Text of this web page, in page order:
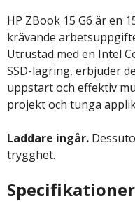
HP ZBook 15 G6 är en
krävande
Utrustad med en Intel
SSD-lagring, erbjuder
uppstart och effektiv
projekt och tunga
Laddare ingår.
trygghet.